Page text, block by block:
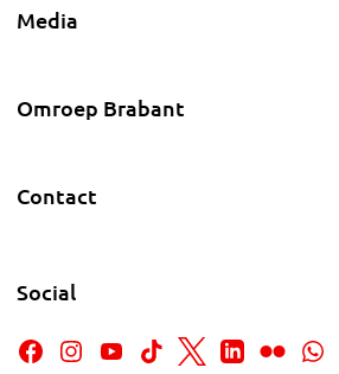
Media
Omroep Brabant
Contact
Social